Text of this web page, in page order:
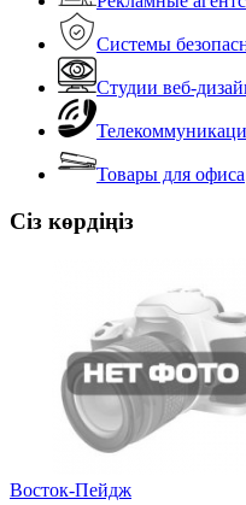
Системы
Студии веб-
Товары для офиса
Сіз көрдіңіз
Восток-Пейдж